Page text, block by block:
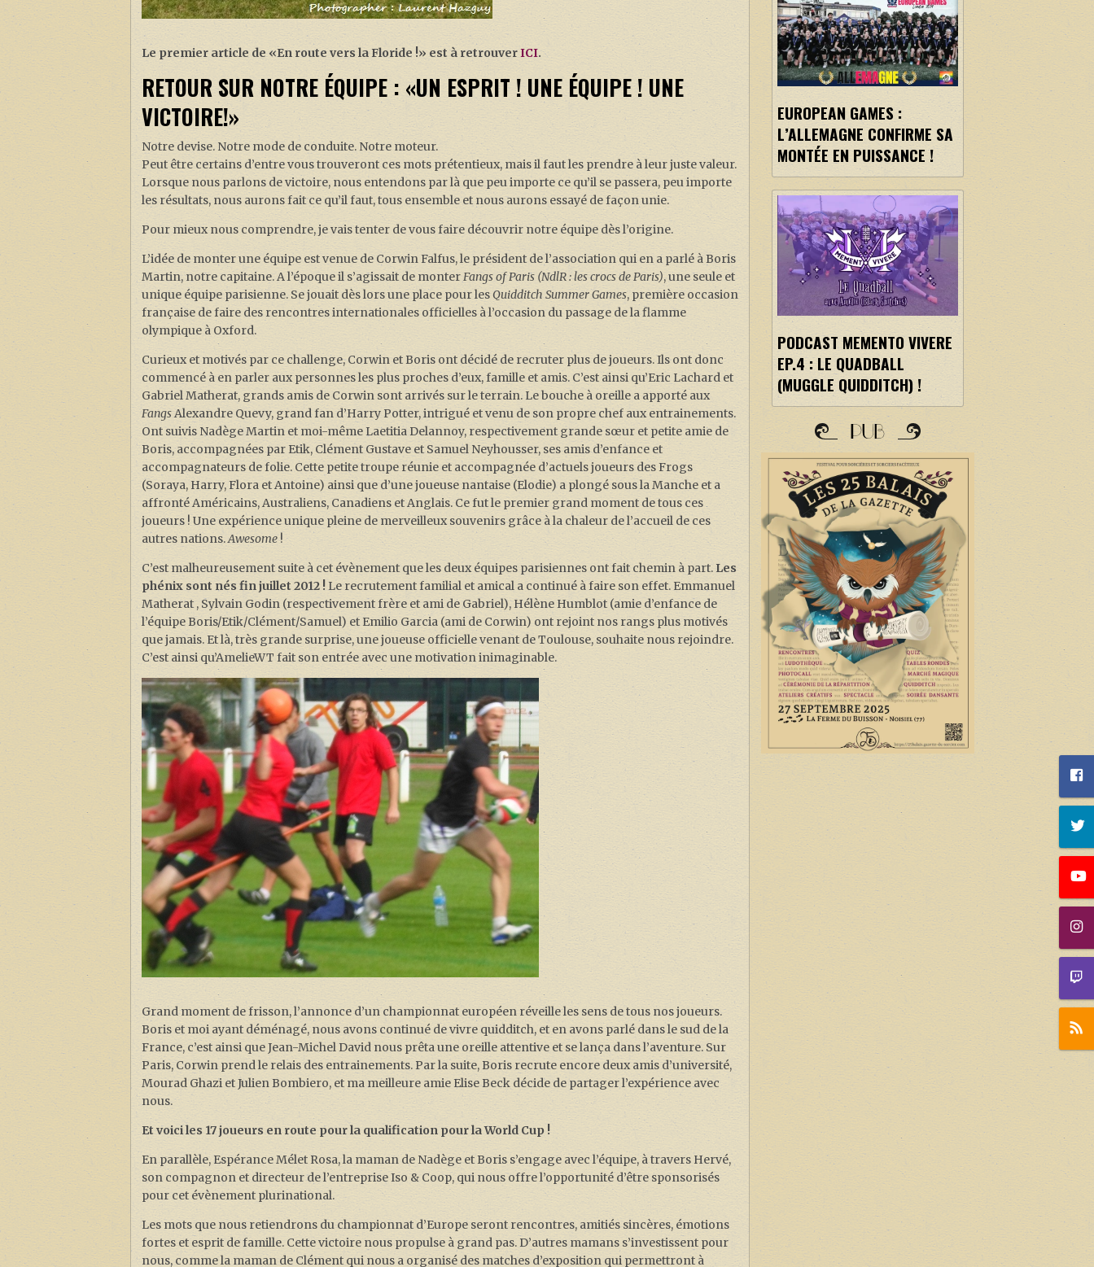
Le premier article de «En route vers la Floride !» est à retrouverICI.
RETOUR SUR NOTRE ÉQUIPE : «UN ESPRIT ! UNE ÉQUIPE ! UNE
VICTOIRE!»
Notre devise. Notre mode de conduite. Notre moteur.
Peut être certains d’entre vous trouveront ces mots prétentieux, mais il faut les prendre à leur juste valeur.
Lorsque nous parlons de victoire, nous entendons par là que peu importe ce qu’il se passera, peu importe
les résultats, nous aurons fait ce qu’il faut, tous ensemble et nous aurons essayé de façon unie.
Pour mieux nous comprendre, je vais tenter de vous faire découvrir notre équipe dès l’origine.
L’idée de monter une équipe est venue de Corwin Falfus, le président de l’association qui en a parlé à Boris
Martin, notre capitaine. A l’époque il s’agissait de monterFangs of Paris (NdlR : les crocs de Paris), une seule et
unique équipe parisienne. Se jouait dès lors une place pour lesQuidditch Summer Games, première occasion
française de faire des rencontres internationales officielles à l’occasion du passage de la flamme
olympique à Oxford.
Curieux et motivés par ce challenge, Corwin et Boris ont décidé de recruter plus de joueurs. Ils ont donc
commencé à en parler aux personnes les plus proches d’eux, famille et amis. C’est ainsi qu’Eric Lachard et
Gabriel Matherat, grands amis de Corwin sont arrivés sur le terrain. Le bouche à oreille a apporté aux
FangsAlexandre Quevy, grand fan d’Harry Potter, intrigué et venu de son propre chef aux entrainements.
Ont suivis Nadège Martin et moi-même Laetitia Delannoy, respectivement grande sœur et petite amie de
Boris, accompagnées par Etik, Clément Gustave et Samuel Neyhousser, ses amis d’enfance et
accompagnateurs de folie. Cette petite troupe réunie et accompagnée d’actuels joueurs des Frogs
(Soraya, Harry, Flora et Antoine) ainsi que d’une joueuse nantaise (Elodie) a plongé sous la Manche et a
affronté Américains, Australiens, Canadiens et Anglais. Ce fut le premier grand moment de tous ces
joueurs ! Une expérience unique pleine de merveilleux souvenirs grâce à la chaleur de l’accueil de ces
autres nations.Awesome!
C’est malheureusement suite à cet évènement que les deux équipes parisiennes ont fait chemin à part. Les
phénix sont nés fin juillet 2012 !Le recrutement familial et amical a continué à faire son effet. Emmanuel
Matherat , Sylvain Godin (respectivement frère et ami de Gabriel), Hélène Humblot (amie d’enfance de
l’équipe Boris/Etik/Clément/Samuel) et Emilio Garcia (ami de Corwin) ont rejoint nos rangs plus motivés
que jamais. Et là, très grande surprise, une joueuse officielle venant de Toulouse, souhaite nous rejoindre.
C’est ainsi qu’AmelieWT fait son entrée avec une motivation inimaginable.
Grand moment de frisson, l’annonce d’un championnat européen réveille les sens de tous nos joueurs.
Boris et moi ayant déménagé, nous avons continué de vivre quidditch, et en avons parlé dans le sud de la
France, c’est ainsi que Jean-Michel David nous prêta une oreille attentive et se lança dans l’aventure. Sur
Paris, Corwin prend le relais des entrainements. Par la suite, Boris recrute encore deux amis d’université,
Mourad Ghazi et Julien Bombiero, et ma meilleure amie Elise Beck décide de partager l’expérience avec
nous.
Et voici les 17 joueurs en route pour la qualification pour la World Cup !
En parallèle, Espérance Mélet Rosa, la maman de Nadège et Boris s’engage avec l’équipe, à travers Hervé,
son compagnon et directeur de l’entreprise Iso & Coop, qui nous offre l’opportunité d’être sponsorisés
pour cet évènement plurinational.
Les mots que nous retiendrons du championnat d’Europe seront rencontres, amitiés sincères, émotions
fortes et esprit de famille. Cette victoire nous propulse à grand pas. D’autres mamans s’investissent pour
nous, comme la maman de Clément qui nous a organisé des matches d’exposition qui permettront à
EUROPEAN GAMES :
L’ALLEMAGNE CONFIRME SA
MONTÉE EN PUISSANCE !
PODCAST MEMENTO VIVERE
EP.4 : LE QUADBALL
(MUGGLE QUIDDITCH) !
PUB